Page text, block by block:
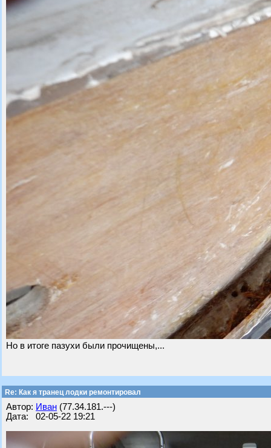
Но в итоге пазухи были прочищены,...
Re: Как я транец лодки ремонтировал
Автор: Иван (77.34.181.---)
Дата: 02-05-22 19:21